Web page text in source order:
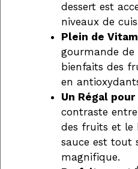
dessert est
niveaux de
Plein de
gourmande
bienfaits des
en
Un Régal pour
contraste
des fruits et le
sauce est tout
magnifique.